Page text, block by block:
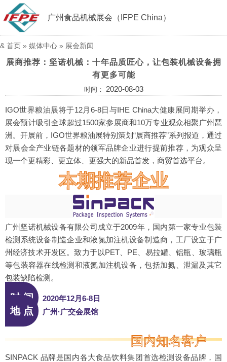
广州食品机械展会（IFPE China）
& 首页 » 媒体中心 » 展会新闻
展商推荐：坚诺机械：十年品质匠心，让包装机械设备拥
有更多可能
时间： 2020-08-03
IGO世界粮油展将于12月6-8日与IHE China大健康展同期举办，
展会预计吸引全球超过1500家参展商和10万专业观众相聚广州琶
洲。开展前，IGO世界粮油展特别策划“展商推荐”系列报道，通过
对展会全产业链各题材的领军品牌企业进行提前推荐，为观众呈
现一个更精彩、更立体、更强大的新品首发，商贸首选平台。
本期推荐企业
广州坚诺机械设备有限公司成立于2009年，国内第一家专业包装
检测系统设备制造企业和液氮加注机设备制造商，工厂设立于广
州经济技术开发区。致力于以PET、PE、易拉罐、铝瓶、玻璃瓶
等包装容器在线检测和液氮加注机设备，包括加氮、泄漏及其它
包装缺陷检测。
时 间 2020年12月6-8日
地 点 广州·广交会展馆
国内知名客户
SINPACK 品牌是国内各大食品饮料集团首选检测设备品牌，国